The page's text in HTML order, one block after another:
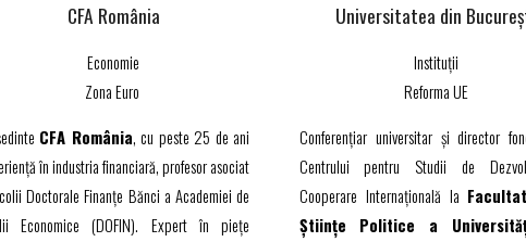
CFA România
Economie
Zona Euro
CFA România, cu peste 25 de ani
în industria financiară, profesor asociat
Doctorale Finanțe Bănci a Academiei de
Economice (DOFIN). Expert în piețe
Universitatea din
Instituții
Reforma UE
Conferențiar universitar șidirector
Centrului pentru Studii de
Cooperare Internațională la
Științe Politice a